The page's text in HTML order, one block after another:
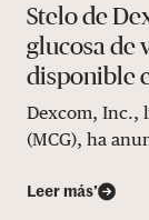
Stelo de
glucosa de
disponible
Dexcom, Inc.,
(MCG), ha
Leer más’